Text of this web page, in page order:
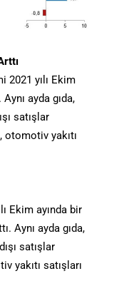
2021 yılı Ekim
ayda gıda,
satışlar
otomotiv yakıtı
Ekim ayında bir
Aynı ayda gıda,
satışlar
yakıtı satışları